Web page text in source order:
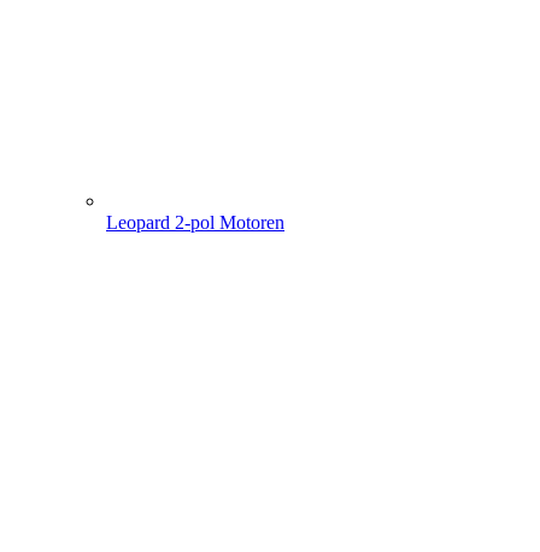
Leopard 2-pol Motoren